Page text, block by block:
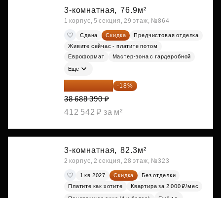
3-комнатная, 76.9м²
1 корпус, 5 секция, 29 этаж, №864
Сдана Скидка
Предчистовая отделка
Живите сейчас - платите потом
Евроформат
Мастер-зона с гардеробной
Ещё
31 724 480 ₽ -18%
38 688 390 ₽
412 542 ₽ за м²
3-комнатная, 82.3м²
2 корпус, 2 секция, 28 этаж, №323
1 кв 2027 Скидка
Без отделки
Платите как хотите
Квартира за 2 000 ₽/мес